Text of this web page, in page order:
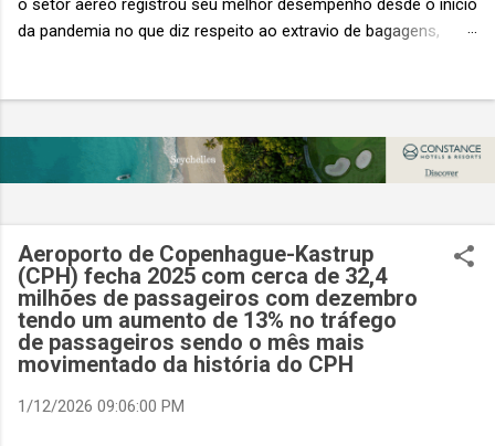
o setor aéreo registrou seu melhor desempenho desde o início
da pandemia no que diz respeito ao extravio de bagagens,
“Baggage IT Insights” de 2026 da SITA, a 20ª edição anual
desse importante estudo de referência à indústria. (© SITA)
custa ao setor US$ 6,3 bilhões anualmente. Cada mala
extraviada acarreta um custo médio de US$ 260. Com um
lucro líquido médio de apenas US$ 8 por passageiro, uma mala
extraviada anula o lucro de mais de 30 assentos vendidos, e
cinco anulam o lucro de um voo inteiro. O núme...
Aeroporto de Copenhague-Kastrup
(CPH) fecha 2025 com cerca de 32,4
milhões de passageiros com dezembro
tendo um aumento de 13% no tráfego
de passageiros sendo o mês mais
movimentado da história do CPH
1/12/2026 09:06:00 PM